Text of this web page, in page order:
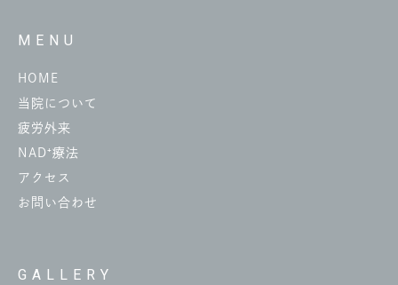
MENU
HOME
当院について
疲労外来
NAD⁺療法
アクセス
お問い合わせ
GALLERY